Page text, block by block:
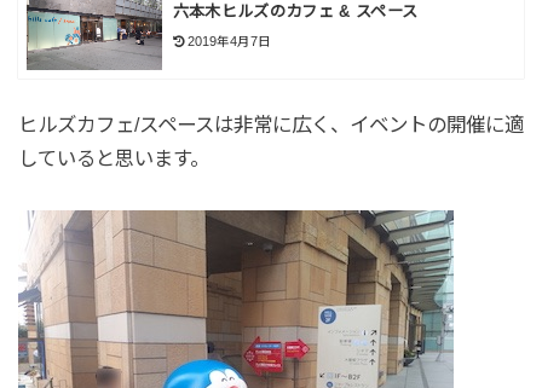
六本木ヒルズのカフェ & スペース
2019年4月7日
ヒルズカフェ/スペースは非常に広く、イベントの開催に適
していると思います。